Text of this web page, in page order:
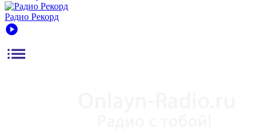
Радио Рекорд
play_circle
list